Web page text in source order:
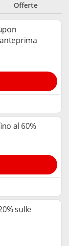
Offerte
al 60%
sulle